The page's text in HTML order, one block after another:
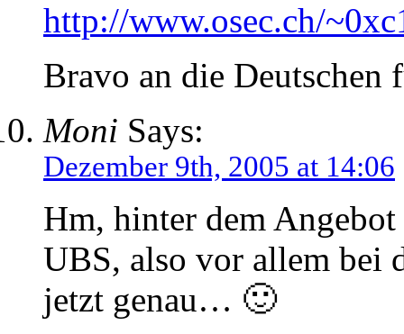
http://www.osec.ch/
Bravo an die Deutschen
Moni Says:
Dezember 9th, 2005 at 14:06
Hm, hinter dem Angebot
UBS, also vor allem bei
jetzt genau… 🙂